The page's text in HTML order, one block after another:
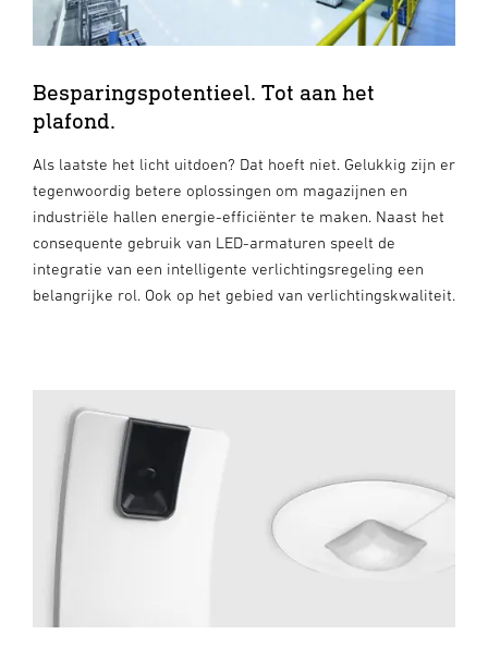
Besparingspotentieel. Tot aan het
plafond.
Als laatste het licht uitdoen? Dat hoeft niet. Gelukkig zijn er
tegenwoordig betere oplossingen om magazijnen en
industriële hallen energie-efficiënter te maken. Naast het
consequente gebruik van LED-armaturen speelt de
integratie van een intelligente verlichtingsregeling een
belangrijke rol. Ook op het gebied van verlichtingskwaliteit.